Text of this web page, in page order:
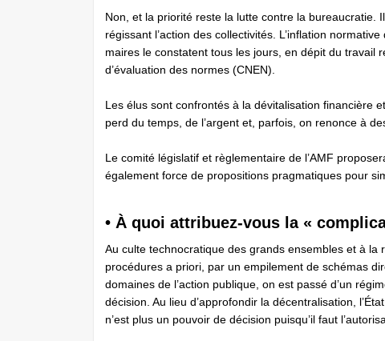
Non, et la priorité reste la lutte contre la bureaucratie.
régissant l’action des collectivités. L’inflation
maires le constatent tous les jours, en dépit du travail
d’évaluation des normes (CNEN).
Les élus sont confrontés à la dévitalisation financière
perd du temps, de l’argent et, parfois, on renonce à
Le comité ­législatif et règlementaire de l’AMF
également force de propositions pragmatiques pour
• À quoi attribuez-vous la «
Au culte technocratique des grands ensembles et à
procédures a priori, par un empilement de schémas
domaines de l’action publique, on est passé d’un
décision. Au lieu d’approfondir la décentralisation,
n’est plus un pouvoir de décision puisqu’il faut